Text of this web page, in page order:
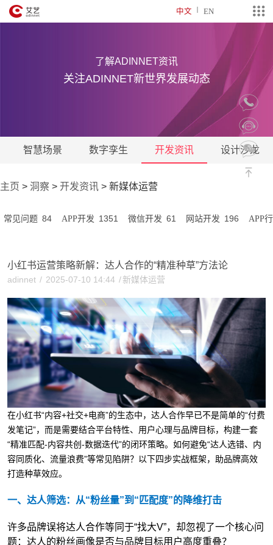
中文 EN
了解ADINNET资讯
关注ADINNET新世界发展动态
智慧场景 数字孪生 开发资讯 设计沙龙
主页 > 洞察 > 开发资讯 > 新媒体运营
常见问题 84 APP开发 1351 微信开发 61 网站开发 196 APP
小红书运营策略新解：达人合作的“精准种草”方法论
adinnet / 2025-07-10 14:44 /新媒体运营
在小红书“内容+社交+电商”的生态中，达人合作早已不是简单的“付费
发笔记”，而是需要结合平台特性、用户心理与品牌目标，构建一套
“精准匹配-内容共创-数据迭代”的闭环策略。如何避免“达人选错、内
容同质化、流量浪费”等常见陷阱？以下四步实战框架，助品牌高效
打造种草效应。
一、达人筛选：从“粉丝量”到“匹配度”的降维打击
许多品牌误将达人合作等同于“找大V”，却忽视了一个核心问
题：达人的粉丝画像是否与品牌目标用户高度重叠？